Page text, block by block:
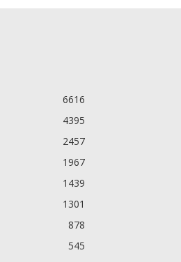
6616
4395
2457
1967
1439
1301
878
545